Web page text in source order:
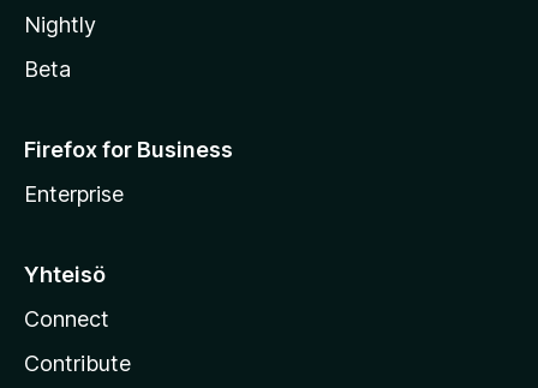
Nightly
Beta
Firefox for Business
Enterprise
Yhteisö
Connect
Contribute